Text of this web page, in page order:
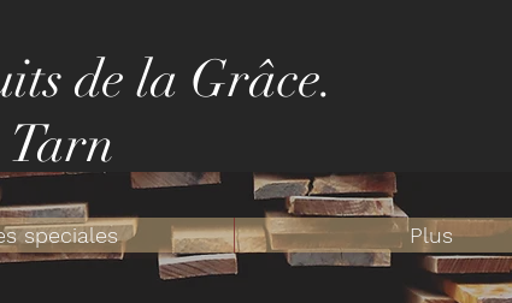
de la Grâce.
speciales Plus